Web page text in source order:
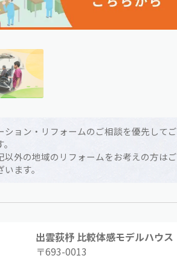
ョン・リフォームのご相談を優先してご
外の地域のリフォームをお考えの方はご
ます。
出雲荻杼 比較体感モデルハウス
〒693-0013